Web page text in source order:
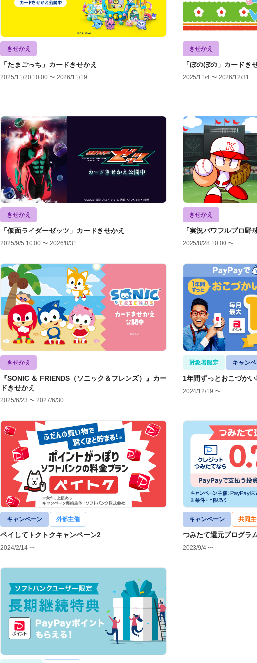
きせかえ
「たまごっち」カードきせかえ
2025/11/20 10:00 〜 2026/11/19
きせかえ
「ぼのぼの」カードき
2025/11/4 〜 2026/12/31
きせかえ
「仮面ライダーゼッツ」カードきせかえ
2025/9/5 10:00 〜 2026/8/31
きせかえ
「実況パワフルプロ野
2025/8/28 10:00 〜
きせかえ
『SONIC ＆ FRIENDS（ソニック＆フレンズ）』カー
ドきせかえ
2025/6/23 〜 2027/6/30
対象者限定 キャン
1年間ずっとおこづかい
2024/12/19 〜
キャンペーン 外部主催
ペイしてトクトクキャンペーン2
2024/2/14 〜
キャンペーン 共同
つみたて還元プログラ
2023/9/4 〜